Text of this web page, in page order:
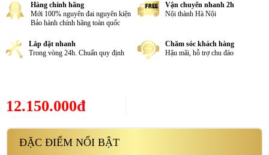
Hàng chính hãng
Mới 100% nguyên đai nguyên kiện
Bảo hành chính hãng toàn quốc
Vận chuyển nhanh 2h
Nội thành Hà Nội
Lắp đặt nhanh
Trong vòng 24h. Chuẩn quy định
Chăm sóc khách hàng
Hậu mãi, hỗ trợ chu đáo
12.150.000đ
ĐẶC ĐIỂM NỔI BẬT